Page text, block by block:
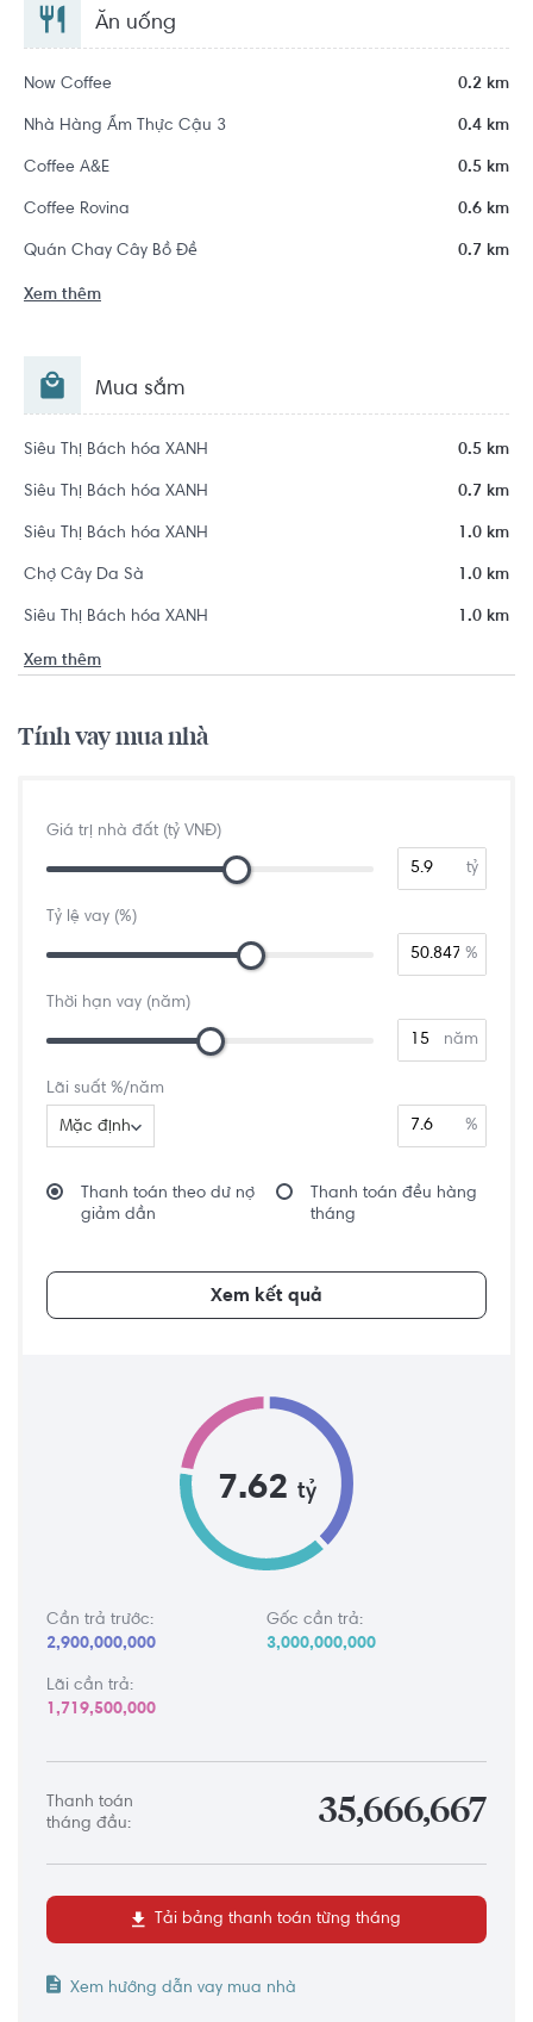
Ăn uống
Now Coffee 0.2 km
Nhà Hàng Ẩm Thực Cậu 3 0.4 km
Coffee A&E 0.5 km
Coffee Rovina 0.6 km
Quán Chay Cây Bồ Đề 0.7 km
Xem thêm
Mua sắm
Siêu Thị Bách hóa XANH 0.5 km
Siêu Thị Bách hóa XANH 0.7 km
Siêu Thị Bách hóa XANH 1.0 km
Chợ Cây Da Sà 1.0 km
Siêu Thị Bách hóa XANH 1.0 km
Xem thêm
Tính vay mua nhà
Giá trị nhà đất (tỷ VNĐ)
tỷ
Tỷ lệ vay (%)
%
Thời hạn vay (năm)
năm
Lãi suất %/năm
Mặc định %
Thanh toán theo dư nợ
giảm dần
Thanh toán đều hàng
tháng
Xem kết quả
7.62 tỷ
Cần trả trước:
2,900,000,000
Gốc cần trả:
3,000,000,000
Lãi cần trả:
1,719,500,000
Thanh toán
tháng đầu:
35,666,667
Tải bảng thanh toán từng tháng
Xem hướng dẫn vay mua nhà